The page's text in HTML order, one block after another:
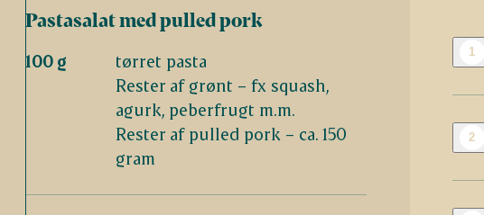
Pastasalat med pulled pork
100 g
tørret pasta
Rester af grønt – fx squash,
agurk, peberfrugt m.m.
Rester af pulled pork – ca. 150
gram
1
2